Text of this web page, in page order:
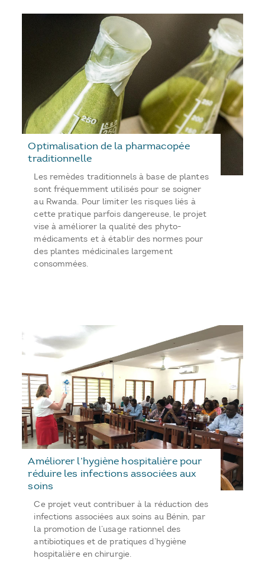
Optimalisation de la pharmacopée
traditionnelle
Les remèdes traditionnels à base de plantes
sont fréquemment utilisés pour se soigner
au Rwanda. Pour limiter les risques liés à
cette pratique parfois dangereuse, le projet
vise à améliorer la qualité des phyto-
médicaments et à établir des normes pour
des plantes médicinales largement
consommées.
Améliorer l’hygiène hospitalière pour
réduire les infections associées aux
soins
Ce projet veut contribuer à la réduction des
infections associées aux soins au Bénin, par
la promotion de l’usage rationnel des
antibiotiques et de pratiques d’hygiène
hospitalière en chirurgie.